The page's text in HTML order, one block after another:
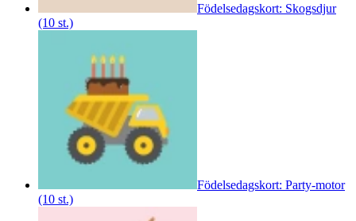
Födelsedagskort: Skogsdjur
(10 st.)
Födelsedagskort: Party-motor
(10 st.)